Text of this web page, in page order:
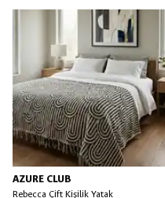
AZURE CLUB
Rebecca Çift Kişilik Yatak